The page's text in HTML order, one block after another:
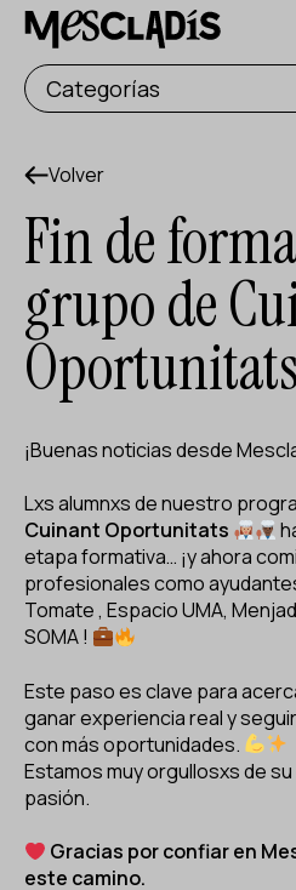
Productora social
Productora de
Productora de empleo
Productora de
Productora cultural
Agenda
Nuestros talleres
Blog
Contacto
ES CA EN
Categorías
Volver
Fin de
grupo de
Oportunitats
¡Buenas noticias desde
Lxs alumnxs de nuestro
Cuinant Oportunitats
etapa formativa… ¡y ahora
profesionales como
Tomate, Espacio UMA,
SOMA!
Este paso es clave para
ganar experiencia real y
con más oportunidades.
Estamos muy orgullosxs de
pasión.
Gracias por confiar en
este camino.